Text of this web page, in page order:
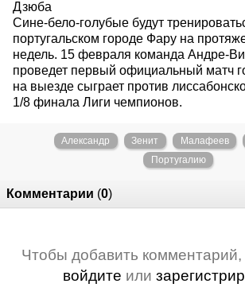
Дзюба
Сине-бело-голубые будут
португальском городе Фару на
недель. 15 февраля команда Андре-
проведет первый официальный матч
на выезде сыграет против
1/8 финала Лиги чемпионов.
Александр Зенит Малафеев
Португалию
Комментарии (0)
Чтобы добавить
войдите или